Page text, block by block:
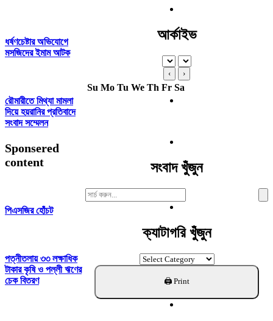
ধর্ষণচেষ্টার অভিযোগে
মসজিদের ইমাম আটক
রৌমারীতে মিথ্যা মামলা
দিয়ে হয়রানির প্রতিবাদে
সংবাদ সম্মেলন
Sponsered
content
পিএসজির হোঁচট
পত্নীতলায় ৩৩ লক্ষাধিক
টাকার কৃষি ও পল্লী ঋণের
চেক বিতরণ
আর্কাইভ
‹ ›
Su Mo Tu We Th Fr Sa
সংবাদ খুঁজুন
Search
For:
ক্যাটাগরি খুঁজুন
ক্যাটাগরি
খুঁজুন